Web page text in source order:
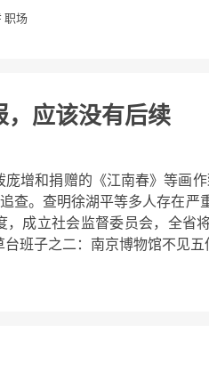
职场
，应该没有后续
庞增和捐赠的《江南春》等画
查。查明徐湖平等多人存在
，成立社会监督委员会，全省
台班子之二：南京博物馆不见